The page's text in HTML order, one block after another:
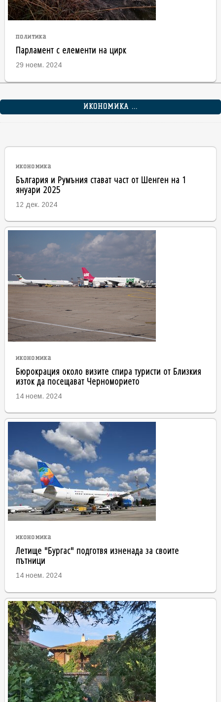
политика
Парламент с елементи на цирк
29 ноем. 2024
ИКОНОМИКА ...
икономика
България и Румъния стават част от Шенген на 1
януари 2025
12 дек. 2024
икономика
Бюрокрация около визите спира туристи от Близкия
изток да посещават Черноморието
14 ноем. 2024
икономика
Летище "Бургас" подготвя изненада за своите
пътници
14 ноем. 2024